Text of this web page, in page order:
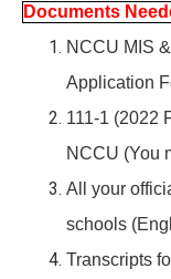
Documents
NCCU MIS
Application
111-1 (2022
NCCU (You
All your
schools
Transcripts